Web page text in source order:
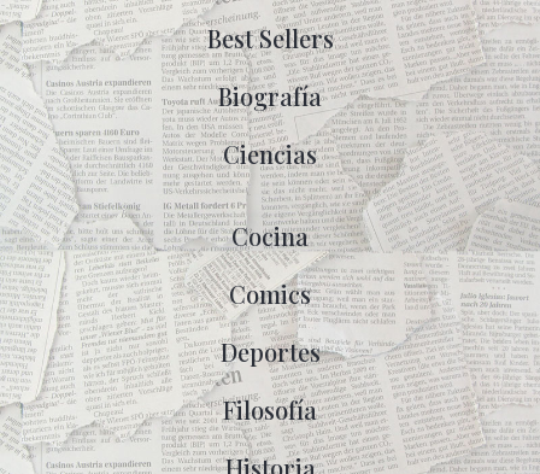
Best Sellers
Biografía
Ciencias
Cocina
Comics
Deportes
Filosofía
Historia